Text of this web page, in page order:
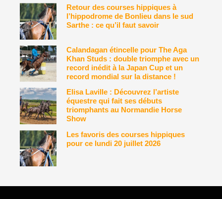
Retour des courses hippiques à
l’hippodrome de Bonlieu dans le sud
Sarthe : ce qu’il faut savoir
Calandagan étincelle pour The Aga
Khan Studs : double triomphe avec un
record inédit à la Japan Cup et un
record mondial sur la distance !
Elisa Laville : Découvrez l’artiste
équestre qui fait ses débuts
triomphants au Normandie Horse
Show
Les favoris des courses hippiques
pour ce lundi 20 juillet 2026